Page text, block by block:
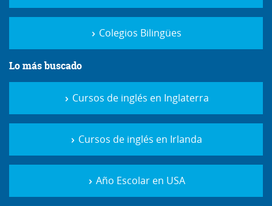
Colegios Bilingües
Lo más buscado
Cursos de inglés en Inglaterra
Cursos de inglés en Irlanda
Año Escolar en USA